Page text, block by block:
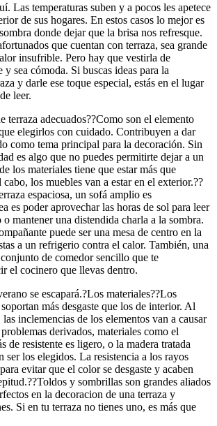
Las temperaturas suben y a pocos les apetece
de sus hogares. En estos casos lo mejor es
donde dejar que la brisa nos refresque.
que cuentan con terraza, sea grande
insufrible. Pero hay que vestirla de
y sea cómoda. Si buscas ideas para la
y darle ese toque especial, estás en el lugar
leer.
terraza adecuados??Como son el elemento
elegirlos con cuidado. Contribuyen a dar
como tema principal para la decoración. Sin
es algo que no puedes permitirte dejar a un
los materiales tiene que estar más que
los muebles van a estar en el exterior.??
espaciosa, un sofá amplio es
es poder aprovechar las horas de sol para leer
mantener una distendida charla a la sombra.
puede ser una mesa de centro en la
a un refrigerio contra el calor. También, una
de comedor sencillo que te
el cocinero que llevas dentro.
se escapará.?Los materiales??Los
más desgaste que los de interior. Al
inclemencias de los elementos van a causar
derivados, materiales como el
de resistente es ligero, o la madera tratada
ser los elegidos. La resistencia a los rayos
evitar que el color se desgaste y acaben
y sombrillas son grandes aliados
en la decoracion de una terraza y
Si en tu terraza no tienes uno, es más que